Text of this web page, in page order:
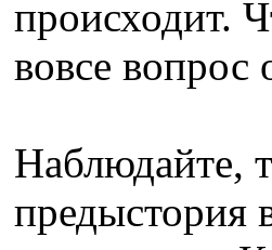
происходит.
вовсе вопрос
Наблюдайте,
предыстория